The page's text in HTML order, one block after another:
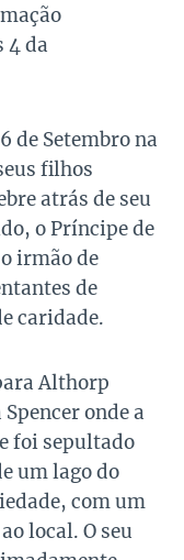
4 da
de Setembro na
filhos
atrás de seu
o Príncipe de
irmão de
de
caridade.
Althorp
onde a
foi sepultado
um lago do
com um
local. O seu